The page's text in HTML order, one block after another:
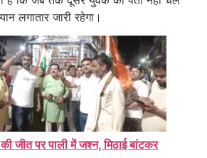
लगातार जारी रहेगा।
जीत पर पाली में जश्न, मिठाई बांटकर